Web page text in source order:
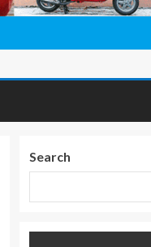
Search